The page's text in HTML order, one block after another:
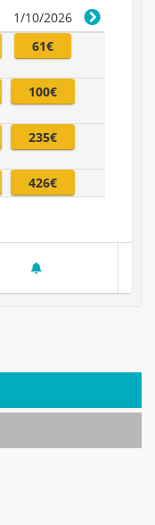
1/10/2026
61€
100€
235€
426€